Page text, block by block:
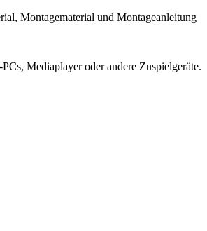
Montagematerial und Montageanleitung
Mediaplayer oder andere Zuspielgeräte.